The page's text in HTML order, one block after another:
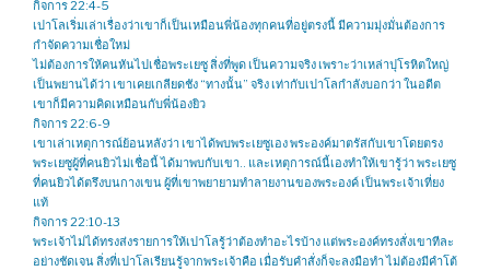
กิจการ 22:4-5
เปาโลเริ่มเล่าเรื่องว่าเขาก็เป็นเหมือนพี่น้องทุกคนที่อยู่ตรงนี้ มีความมุ่งมั่นต้องการ
กำจัดความเชื่อใหม่
ไม่ต้องการให้คนหันไปเชื่อพระเยซู สิ่งที่พูด เป็นความจริง เพราะว่าเหล่าปุโรหิตใหญ่
เป็นพยานได้ว่า เขาเคยเกลียดชัง “ทางนั้น” จริง เท่ากับเปาโลกำลังบอกว่า ในอดีต
เขาก็มีความคิดเหมือนกับพี่น้องยิว
กิจการ 22:6-9
เขาเล่าเหตุการณ์ย้อนหลังว่า เขาได้พบพระเยซูเอง พระองค์มาตรัสกับเขาโดยตรง
พระเยซูผู้ที่คนยิวไม่เชื่อนี้ ได้มาพบกับเขา.. และเหตุการณ์นี้เองทำให้เขารู้ว่า พระเยซู
ที่คนยิวได้ตรึงบนกางเขน ผู้ที่เขาพยายามทำลายงานของพระองค์ เป็นพระเจ้าเที่ยง
แท้
กิจการ 22:10-13
พระเจ้าไม่ได้ทรงส่งรายการให้เปาโลรู้ว่าต้องทำอะไรบ้าง แต่พระองค์ทรงสั่งเขาทีละ
อย่างชัดเจน สิ่งที่เปาโลเรียนรู้จากพระเจ้าคือ เมื่อรับคำสั่งก็จะลงมือทำ ไม่ต้องมีคำโต้